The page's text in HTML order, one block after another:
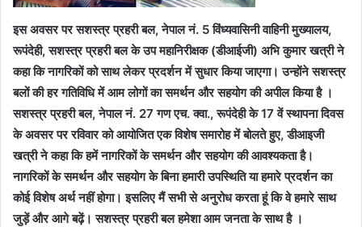
इस अवसर पर सशस्त्र प्रहरी बल, नेपाल नं. 5 विंध्यवासिनी वाहिनी मुख्यालय,
रूपंदेही, सशस्त्र प्रहरी बल के उप महानिरीक्षक (डीआईजी) अभि कुमार खत्री ने
कहा कि नागरिकों को साथ लेकर प्रदर्शन में सुधार किया जाएगा। उन्होंने सशस्त्र
बलों की हर गतिविधि में आम लोगों का समर्थन और सहयोग की अपील किया है ।
सशस्त्र प्रहरी बल, नेपाल नं. 27 गण एच. क्वा., रूपंदेही के 17 वें स्थापना दिवस
के अवसर पर रविवार को आयोजित एक विशेष समारोह में बोलते हुए, डीआइजी
खत्री ने कहा कि हमें नागरिकों के समर्थन और सहयोग की आवश्यकता है।
नागरिकों के समर्थन और सहयोग के बिना हमारी उपस्थिति या हमारे प्रदर्शन का
कोई विशेष अर्थ नहीं होगा। इसलिए मैं सभी से अनुरोध करता हूं कि वे हमारे साथ
जुड़ें और आगे बढ़ें। सशस्त्र प्रहरी बल हमेशा आम जनता के साथ है ।